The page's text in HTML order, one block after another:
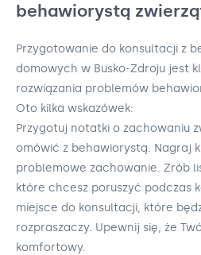
behawiorystą
Przygotowanie do konsultacji z
domowych w Busko-Zdroju jest
rozwiązania problemów
Oto kilka wskazówek:
Przygotuj notatki o zachowaniu
omówić z behawiorystą. Nagraj
problemowe zachowanie. Zrób
które chcesz poruszyć podczas
miejsce do konsultacji, które
rozpraszaczy. Upewnij się, że
komfortowy.